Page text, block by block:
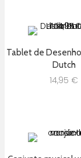
Tablet de
Dutch
14,95 €